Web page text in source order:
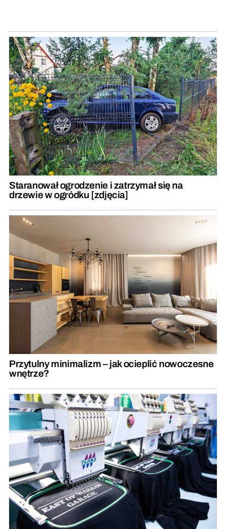
Staranował ogrodzenie i zatrzymał się na
drzewie w ogródku [zdjęcia]
Przytulny minimalizm – jak ocieplić nowoczesne
wnętrze?